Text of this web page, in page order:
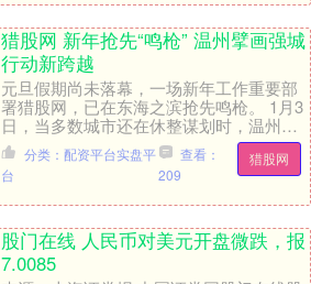
猎股网 新年抢先“鸣枪” 温州擘画强城
行动新跨越
元旦假期尚未落幕，一场新年工作重要部
署猎股网，已在东海之滨抢先鸣枪。 1月3
日，当多数城市还在休整谋划时，温州召
开了市委经济工作会议暨创新温州建设推
进大会。 这....
猎股网
分类：配资平台实盘平
台
查看：
209
股门在线 人民币对美元开盘微跌，报
7.0085